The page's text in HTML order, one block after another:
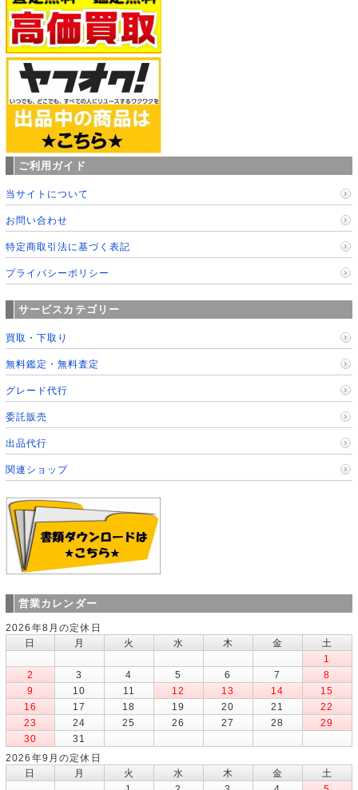
ご利用ガイド
当サイトについて
お問い合わせ
特定商取引法に基づく表記
プライバシーポリシー
サービスカテゴリー
買取・下取り
無料鑑定・無料査定
グレード代行
委託販売
出品代行
関連ショップ
営業カレンダー
2026年8月の定休日
日
月 火 水 木 金
土
1
2
3 4 5 6 7
8
9
10 11 12 13 14
15
16
17 18 19 20 21
22
23
24 25 26 27 28
29
30
31
2026年9月の定休日
日
月 火 水 木 金
土